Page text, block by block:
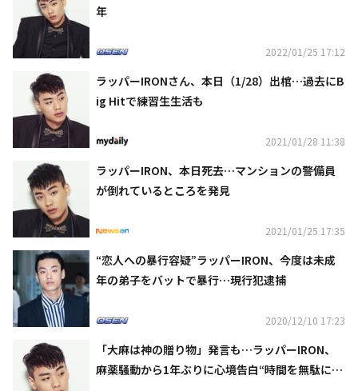
年
2022/01/25 17:12
ラッパーIRONさん、本日（1/28）出棺…過去にB
ig Hitで練習生生活も
2021/01/28 11:38
ラッパーIRON、本日死去…マンションの警備員
が倒れているところを発見
2021/01/25 17:35
“恋人への暴行容疑”ラッパーIRON、今度は未成
年の弟子をバットで暴行…現行犯逮捕
2020/12/10 17:23
「大麻は神の贈り物」発言も…ラッパーIRON、
麻薬騒動から1年ぶりに心境告白“時間を無駄にし